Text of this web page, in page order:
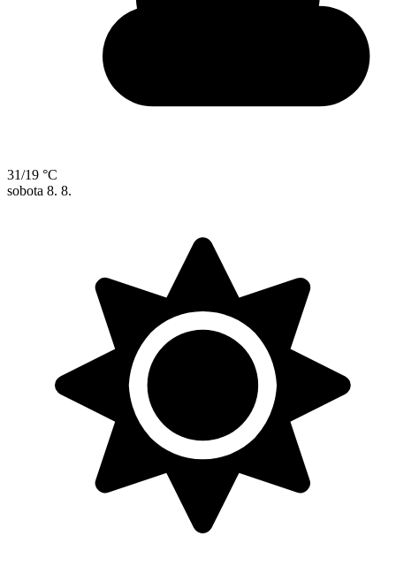
31/19 °C
sobota 8. 8.